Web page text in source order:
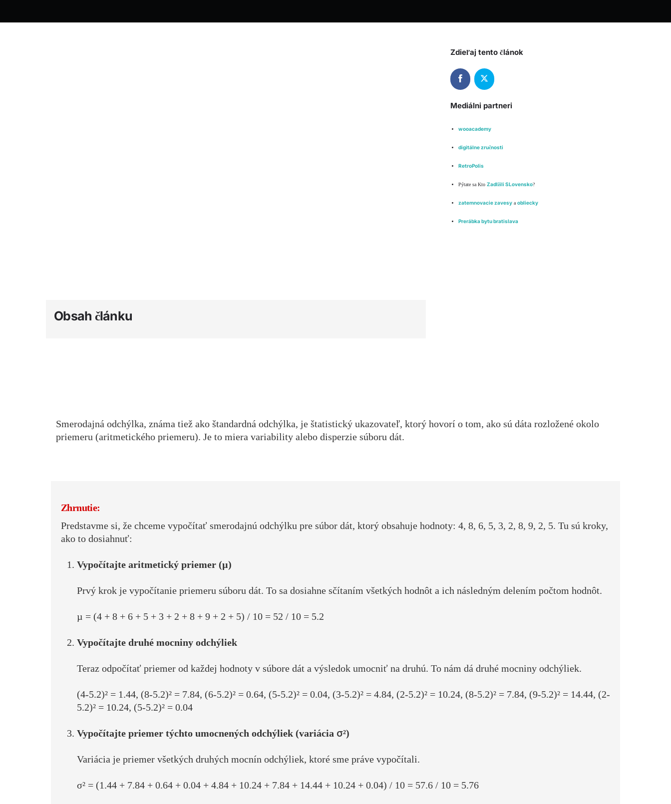
Zdieľaj tento článok
Mediálni partneri
wooacademy
digitálne zručnosti
RetroPolis
Pýtate sa Kto Zadlžili SLovensko?
zatemnovacie zavesya obliecky
Prerábka bytu bratislava
Obsah článku
Smerodajná odchýlka, známa tiež ako štandardná odchýlka, je štatistický ukazovateľ, ktorý hovorí o tom, ako sú dáta rozložené okolo
priemeru (aritmetického priemeru). Je to miera variability alebo disperzie súboru dát.
Zhrnutie:
Predstavme si, že chceme vypočítať smerodajnú odchýlku pre súbor dát, ktorý obsahuje hodnoty: 4, 8, 6, 5, 3, 2, 8, 9, 2, 5. Tu sú kroky,
ako to dosiahnuť:
Vypočítajte aritmetický priemer (µ)
Prvý krok je vypočítanie priemeru súboru dát. To sa dosiahne sčítaním všetkých hodnôt a ich následným delením počtom hodnôt.
µ = (4 + 8 + 6 + 5 + 3 + 2 + 8 + 9 + 2 + 5) / 10 = 52 / 10 = 5.2
Vypočítajte druhé mocniny odchýliek
Teraz odpočítať priemer od každej hodnoty v súbore dát a výsledok umocniť na druhú. To nám dá druhé mocniny odchýliek.
(4-5.2)² = 1.44, (8-5.2)² = 7.84, (6-5.2)² = 0.64, (5-5.2)² = 0.04, (3-5.2)² = 4.84, (2-5.2)² = 10.24, (8-5.2)² = 7.84, (9-5.2)² = 14.44, (2-
5.2)² = 10.24, (5-5.2)² = 0.04
Vypočítajte priemer týchto umocnených odchýliek (variácia σ²)
Variácia je priemer všetkých druhých mocnín odchýliek, ktoré sme práve vypočítali.
σ² = (1.44 + 7.84 + 0.64 + 0.04 + 4.84 + 10.24 + 7.84 + 14.44 + 10.24 + 0.04) / 10 = 57.6 / 10 = 5.76